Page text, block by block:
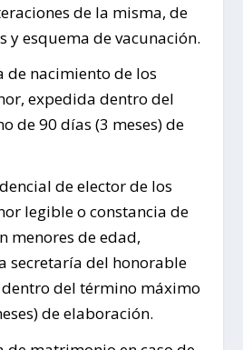
de la misma, de
y esquema de vacunación.
de nacimiento de los
expedida dentro del
de 90 días (3 meses) de
de elector de los
legible o constancia de
menores de edad,
secretaría del honorable
del término máximo
de elaboración.